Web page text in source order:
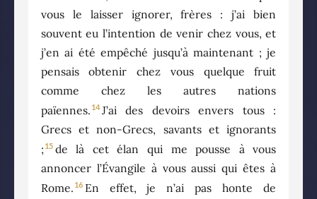
vous le laisser ignorer, frères : j’ai bien
souvent eu l’intention de venir chez vous, et
j’en ai été empêché jusqu’à maintenant ; je
pensais obtenir chez vous quelque fruit
comme chez les autres nations
païennes. 14 J’ai des devoirs envers tous :
Grecs et non-Grecs, savants et ignorants
; 15 de là cet élan qui me pousse à vous
annoncer l’Évangile à vous aussi qui êtes à
Rome. 16 En effet, je n’ai pas honte de